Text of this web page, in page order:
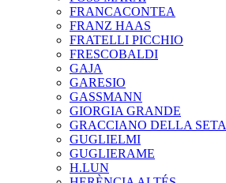
FRANCACONTEA
FRANZ HAAS
FRATELLI PICCHIO
FRESCOBALDI
GAJA
GARESIO
GASSMANN
GIORGIA GRANDE
GRACCIANO DELLA SETA
GUGLIELMI
GUGLIERAME
H.LUN